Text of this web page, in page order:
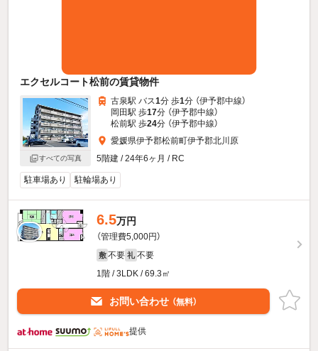
エクセルコート松前の賃貸物件
すべての写真
古泉駅 バス1分 歩1分 （伊予郡中線）
岡田駅 歩17分 （伊予郡中線）
松前駅 歩24分 （伊予郡中線）
愛媛県伊予郡松前町伊予郡北川原
5階建 / 24年6ヶ月 / RC
駐車場あり 駐輪場あり
6.5万円
（管理費5,000円）
敷 不要 礼 不要
1階 / 3LDK / 69.3㎡
お問い合わせ （無料）
提供